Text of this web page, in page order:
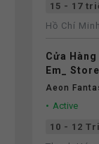
15 - 17
Hồ Chí Minh
Cửa
Em_
Aeon
Aeon
Active
10 - 12